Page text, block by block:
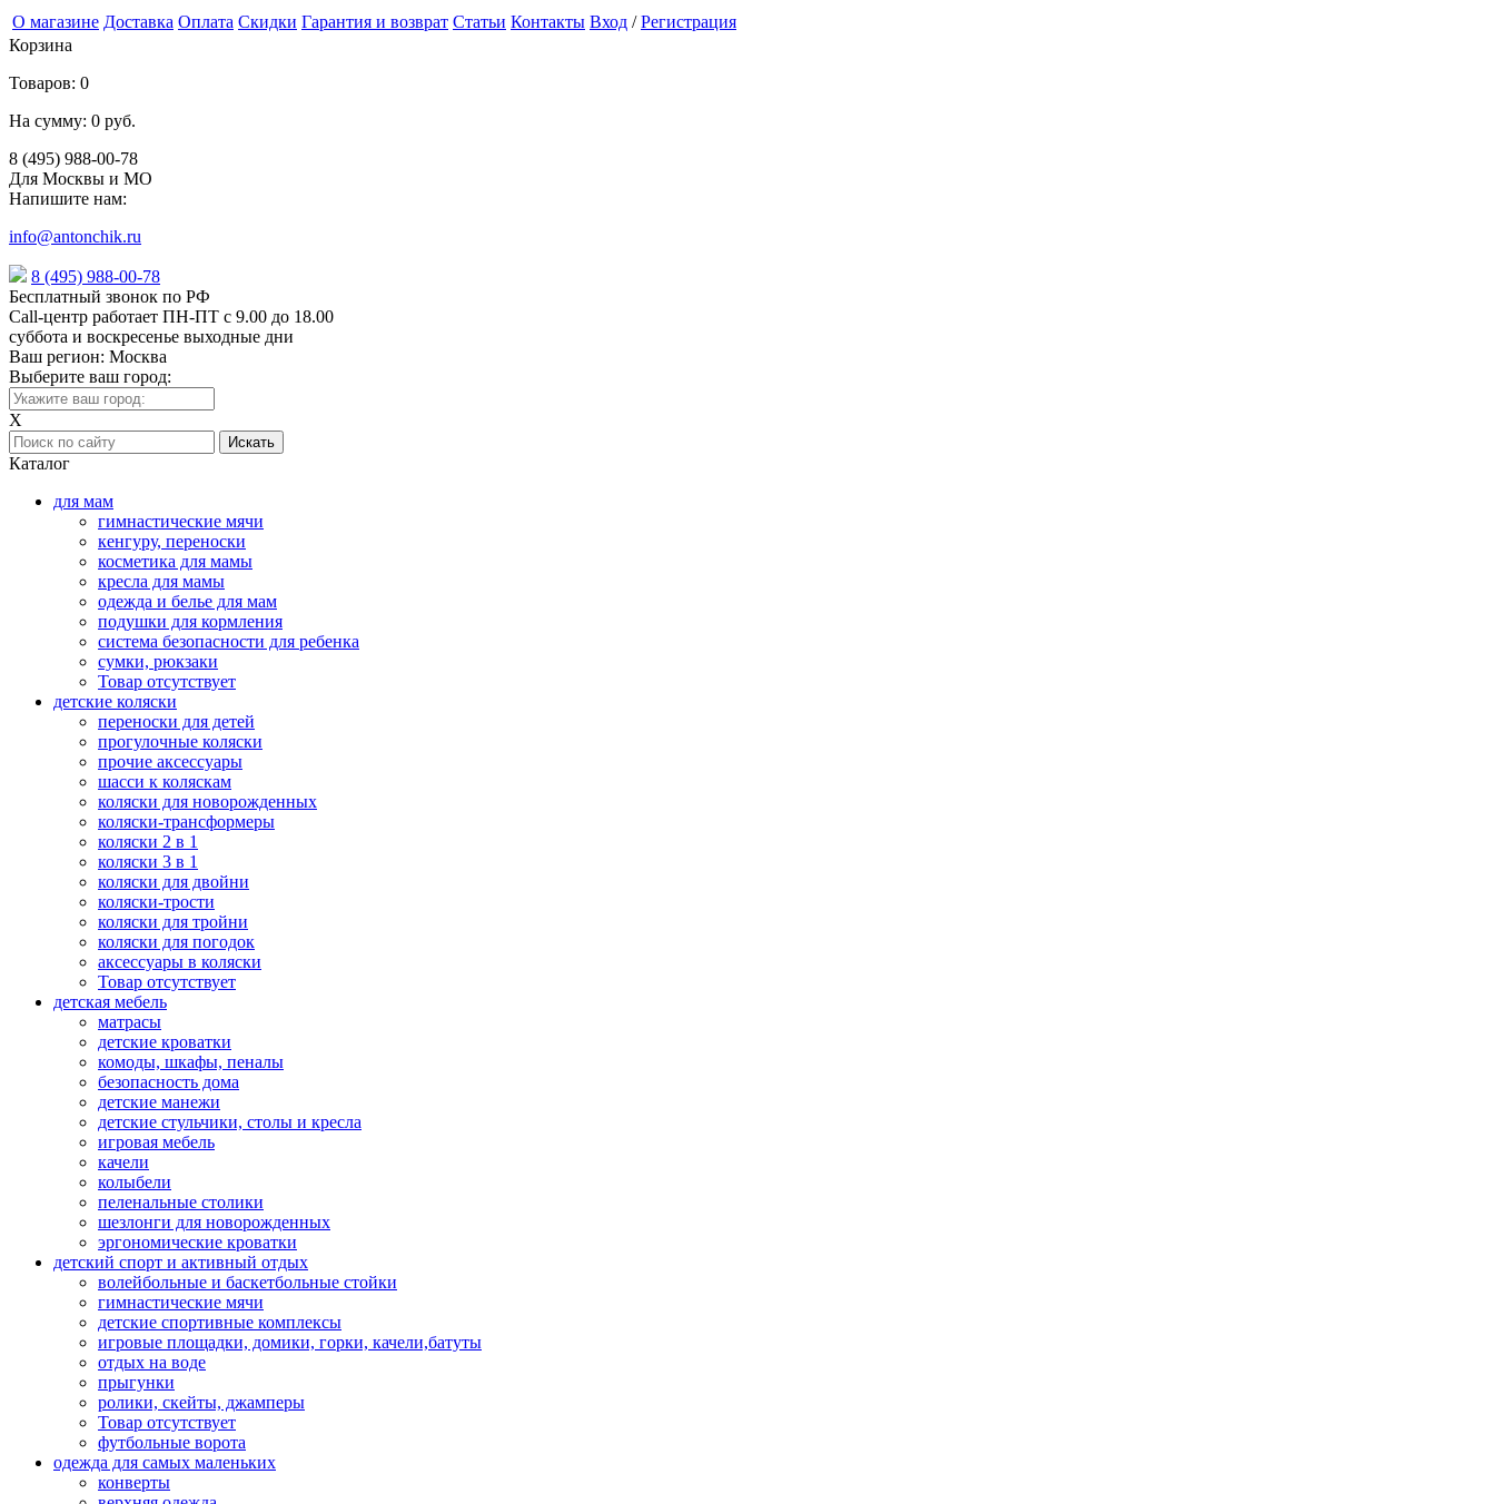
О магазине Доставка Оплата Скидки Гарантия и возврат Статьи Контакты Вход /Регистрация
Корзина
Товаров: 0
На сумму: 0 руб.
8 (495) 988-00-78
Для Москвы и МО
Напишите нам:
info@antonchik.ru
8 (495) 988-00-78
Бесплатный звонок по РФ
Call-центр работает ПН-ПТ с 9.00 до 18.00
суббота и воскресенье выходные дни
Ваш регион: Москва
Выберите ваш город:
X
Каталог
для мам
гимнастические мячи
кенгуру, переноски
косметика для мамы
кресла для мамы
одежда и белье для мам
подушки для кормления
система безопасности для ребенка
сумки, рюкзаки
Товар отсутствует
детские коляски
переноски для детей
прогулочные коляски
прочие аксессуары
шасси к коляскам
коляски для новорожденных
коляски-трансформеры
коляски 2 в 1
коляски 3 в 1
коляски для двойни
коляски-трости
коляски для тройни
коляски для погодок
аксессуары в коляски
Товар отсутствует
детская мебель
матрасы
детские кроватки
комоды, шкафы, пеналы
безопасность дома
детские манежи
детские стульчики, столы и кресла
игровая мебель
качели
колыбели
пеленальные столики
шезлонги для новорожденных
эргономические кроватки
детский спорт и активный отдых
волейбольные и баскетбольные стойки
гимнастические мячи
детские спортивные комплексы
игровые площадки, домики, горки, качели,батуты
отдых на воде
прыгунки
ролики, скейты, джамперы
Товар отсутствует
футбольные ворота
одежда для самых маленьких
конверты